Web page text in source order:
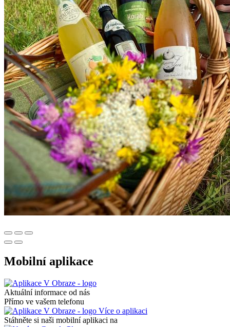
Mobilní aplikace
Aktuální informace od nás
Přímo ve vašem telefonu
Více o aplikaci
Stáhněte si naši mobilní aplikaci na